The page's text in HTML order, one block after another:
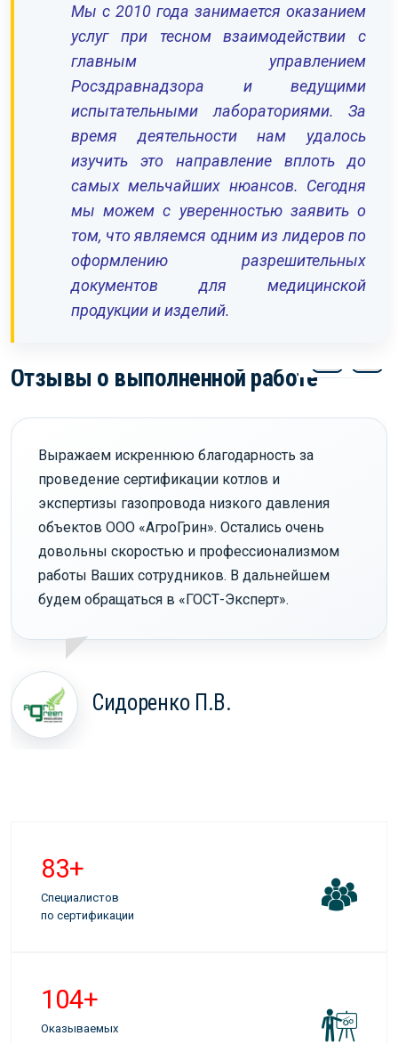
Мы с 2010 года занимается оказанием
услуг при тесном взаимодействии с
главным управлением
Росздравнадзора и ведущими
испытательными лабораториями. За
время деятельности нам удалось
изучить это направление вплоть до
самых мельчайших нюансов. Сегодня
мы можем с уверенностью заявить о
том, что являемся одним из лидеров по
оформлению разрешительных
документов для медицинской
продукции и изделий.
Отзывы о выполненной работе
Выражаем искреннюю благодарность за
проведение сертификации котлов и
экспертизы газопровода низкого давления
объектов ООО «АгроГрин». Остались очень
довольны скоростью и профессионализмом
работы Ваших сотрудников. В дальнейшем
будем обращаться в «ГОСТ-Эксперт».
Сидоренко П.В.
94+
Специалистов
по сертификации
118+
Оказываемых